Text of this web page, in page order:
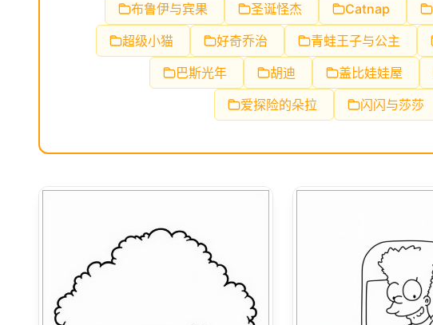
布鲁伊与宾果
圣诞怪杰 Catnap
超级小猫
好奇乔治 青蛙王子与公主
巴斯光年
胡迪 盖比娃娃屋
爱探险的朵拉
闪闪与莎莎